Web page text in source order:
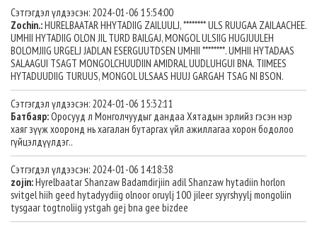
Сэтгэгдэл үлдээсэн: 2024-01-06 15:54:00
Zochin.:HURELBAATAR HHYTADIIG ZAILUULJ, ******** ULS RUUGAA ZAILAACHEE.
UMHII HYTADIIG OLON JIL TURD BAILGAJ, MONGOL ULSIIG HUGJUULEH
BOLOMJIIG URGELJ JADLAN ESERGUUTDSEN UMHII ********. UMHII HYTADAAS
SALAAGUI TSAGT MONGOLCHUUDIIN AMIDRAL UUDLUHGUI BNA. TIIMEES
HYTADUUDIIG TURUUS, MONGOL ULSAAS HUUJ GARGAH TSAG NI BSON.
Сэтгэгдэл үлдээсэн: 2024-01-06 15:32:11
Батбаяр:Оросууд л Монголчуудыг дандаа Хятадын эрлийз гэсэн нэр
хаяг зүүж хооронд нь хагалан бутаргах үйл ажиллагаа хорон бодолоо
гүйцэлдүүлдэг..
Сэтгэгдэл үлдээсэн: 2024-01-06 14:18:38
zojin:Hyrelbaatar Shanzaw Badamdirjiin adil Shanzaw hytadiin horlon
svitgel hiih geed hytadyydiig olnoor oruylj 100 jileer syyrshyylj mongoliin
tysgaar togtnoliig ystgah gej bna gee bizdee